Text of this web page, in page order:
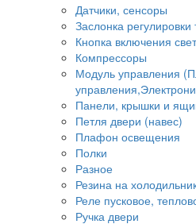
Датчики, сенсоры
Заслонка
Кнопка включения
Компрессоры
Модуль управления
Панели, крышки и
Петля двери (навес)
Плафон освещения
Полки
Разное
Резина на
Реле пусковое,
Ручка двери